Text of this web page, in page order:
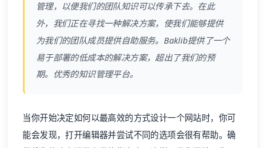
管理，以便我们的团队知识可以传承下去。在此
外，我们正在寻找一种解决方案，使我们能够提供
为我们的团队成员提供自助服务。Baklib提供了一个
易于部署的低成本的解决方案，超出了我们的预
期。优秀的知识管理平台。
当你开始决定如何以最高效的方式设计一个网站时，你可
能会发现，打开编辑器并尝试不同的选项会很有帮助。确